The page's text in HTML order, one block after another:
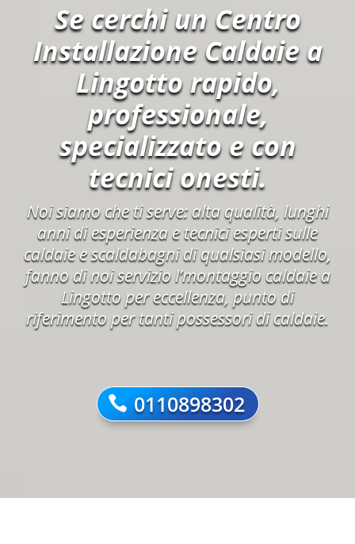
Se cerchi un Centro
Installazione Caldaie a
Lingotto rapido,
professionale,
specializzato e con
tecnici onesti.
Noi siamo che ti serve: alta qualità, lunghi
anni di esperienza e tecnici esperti sulle
caldaie e scaldabagni di qualsiasi modello,
fanno di noi servizio l’montaggio caldaie a
Lingotto per eccellenza, punto di
riferimento per tanti possessori di caldaie.
0110898302